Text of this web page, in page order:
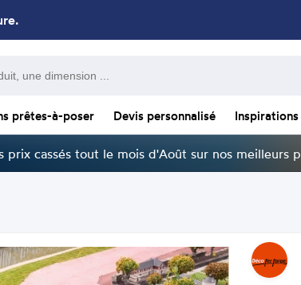
prêtes-à-poser Devis personnalisé Inspirations
prix cassés tout le mois d'Août sur nos meilleurs